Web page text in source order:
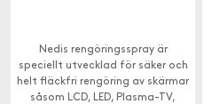
Nedis rengöringsspray är
speciellt utvecklad för säker och
helt fläckfri rengöring av skärmar
såsom LCD, LED, Plasma-TV,